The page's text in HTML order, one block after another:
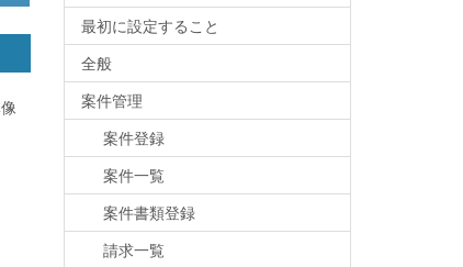
最初に設定すること
全般
案件管理
案件登録
案件一覧
案件書類登録
請求一覧